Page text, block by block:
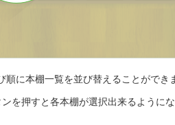
順に本棚一覧を並び替えることができ
を押すと各本棚が選択出来るように